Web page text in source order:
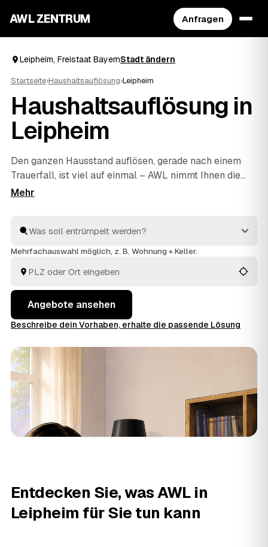
AWL ZENTRUM Anfragen
Leipheim, Freistaat BayernStadt ändern
Startseite›Haushaltsauflösung›Leipheim
Haushaltsauflösung in
Leipheim
Den ganzen Hausstand auflösen, gerade nach einem
Trauerfall, ist viel auf einmal – AWL nimmt Ihnen die
Suche ab. Eine Anfrage genügt, und geprüfte Anbieter
Dachboden oder kompletter Nachlass werden
einfühlsam geräumt und fachgerecht entsorgt,
behalten Sie den Überblick, ohne jedem Betrieb einzeln
hinterherzulaufen.
Mehrfachauswahl möglich, z. B. Wohnung + Keller.
Angebote ansehen
Beschreibe dein Vorhaben, erhalte die passende Lösung
Entdecken Sie, was AWL in
Leipheim für Sie tun kann